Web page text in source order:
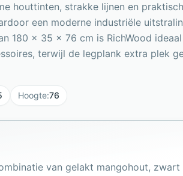
houttinten, strakke lijnen en
een moderne industriële
180 x 35 x 76 cm is RichWood
terwijl de legplank extra plek
Hoogte:76
van gelakt mangohout,